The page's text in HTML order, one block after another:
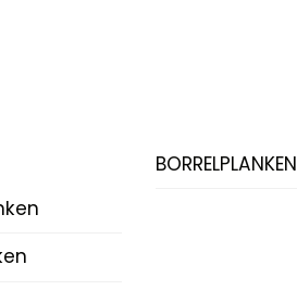
BORRELPLANKEN